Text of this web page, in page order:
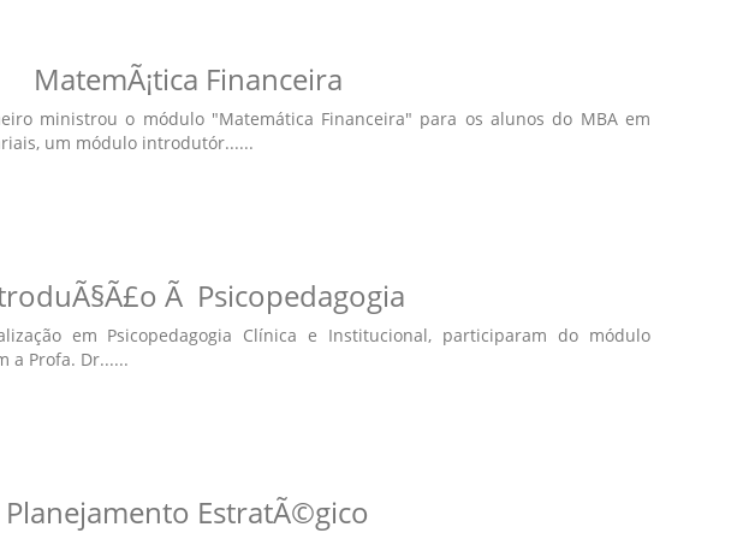
MatemÃ¡tica Financeira
ministrou o módulo "Matemática Financeira" para os alunos do MBA em
um módulo introdutór......
Ã Psicopedagogia
em Psicopedagogia Clínica e Institucional, participaram do módulo
a Profa. Dr......
Planejamento EstratÃ©gico